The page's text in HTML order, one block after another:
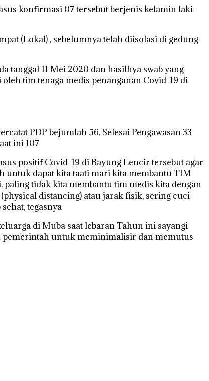
konfirmasi 07 tersebut berjenis kelamin laki-
(Lokal) , sebelumnya telah diisolasi di gedung
tanggal 11 Mei 2020 dan hasilhya swab yang
tim tenaga medis penanganan Covid-19 di
PDP bejumlah 56, Selesai Pengawasan 33
ini 107
positif Covid-19 di Bayung Lencir tersebut agar
untuk dapat kita taati mari kita membantu TIM
tidak kita membantu tim medis kita dengan
distancing) atau jarak fisik, sering cuci
tegasnya
di Muba saat lebaran Tahun ini sayangi
pemerintah untuk meminimalisir dan memutus